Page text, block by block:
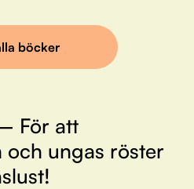
böcker
För att
ungas röster